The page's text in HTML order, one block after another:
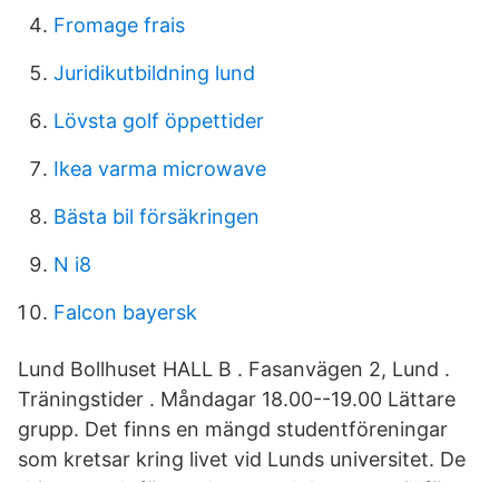
Fromage frais
Juridikutbildning lund
Lövsta golf öppettider
Ikea varma microwave
Bästa bil försäkringen
N i8
Falcon bayersk
Lund Bollhuset HALL B . Fasanvägen 2, Lund .
Träningstider . Måndagar 18.00--19.00 Lättare
grupp. Det finns en mängd studentföreningar
som kretsar kring livet vid Lunds universitet. De